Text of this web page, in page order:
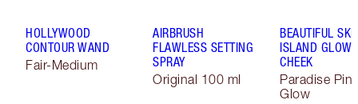
HOLLYWOOD
CONTOUR WAND
Fair-Medium
AIRBRUSH
FLAWLESS SETTING
SPRAY
Original 100 ml
BEAUTIFUL
ISLAND GLOW
CHEEK
Paradise
Glow